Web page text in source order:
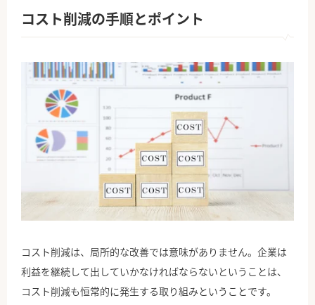
コスト削減の手順とポイント
コスト削減は、局所的な改善では意味がありません。企業は
利益を継続して出していかなければならないということは、
コスト削減も恒常的に発生する取り組みということです。